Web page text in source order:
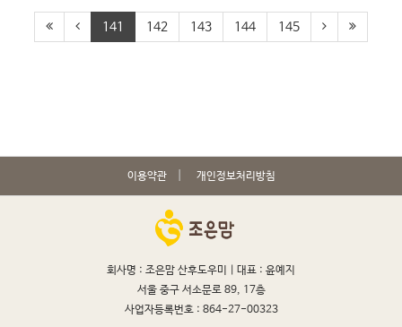
141 142 143 144 145
이용약관 개인정보처리방침
회사명 : 조은맘 산후도우미 | 대표 : 윤예지
서울 중구 서소문로 89, 17층
사업자등록번호 : 864-27-00323